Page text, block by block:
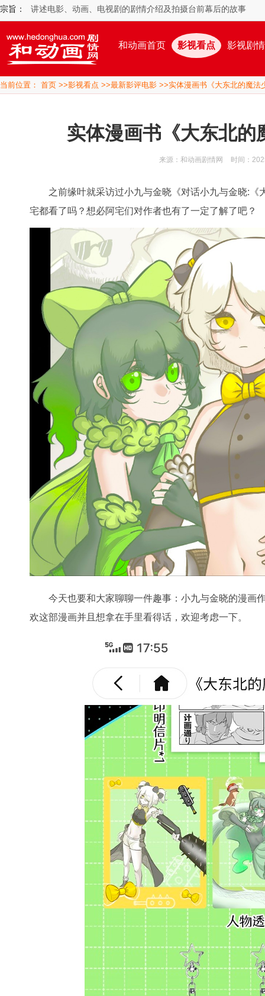
宗旨： 讲述电影、动画、电视剧的剧情介绍及拍摄台前幕后的故事
和动画首页 影视看点 影视剧情
当前位置： 首页 >>影视看点 >>最新影评电影 >>实体漫画书《大东北的魔法
实体漫画书《大东北的
来源：和动画剧情网 时间：
之前缘叶就采访过小九与金晓《对话小九与金晓:
宅都看了吗？想必阿宅们对作者也有了一定了解了吧？
今天也要和大家聊聊一件趣事：小九与金晓的漫画
欢这部漫画并且想拿在手里看得话，欢迎考虑一下。